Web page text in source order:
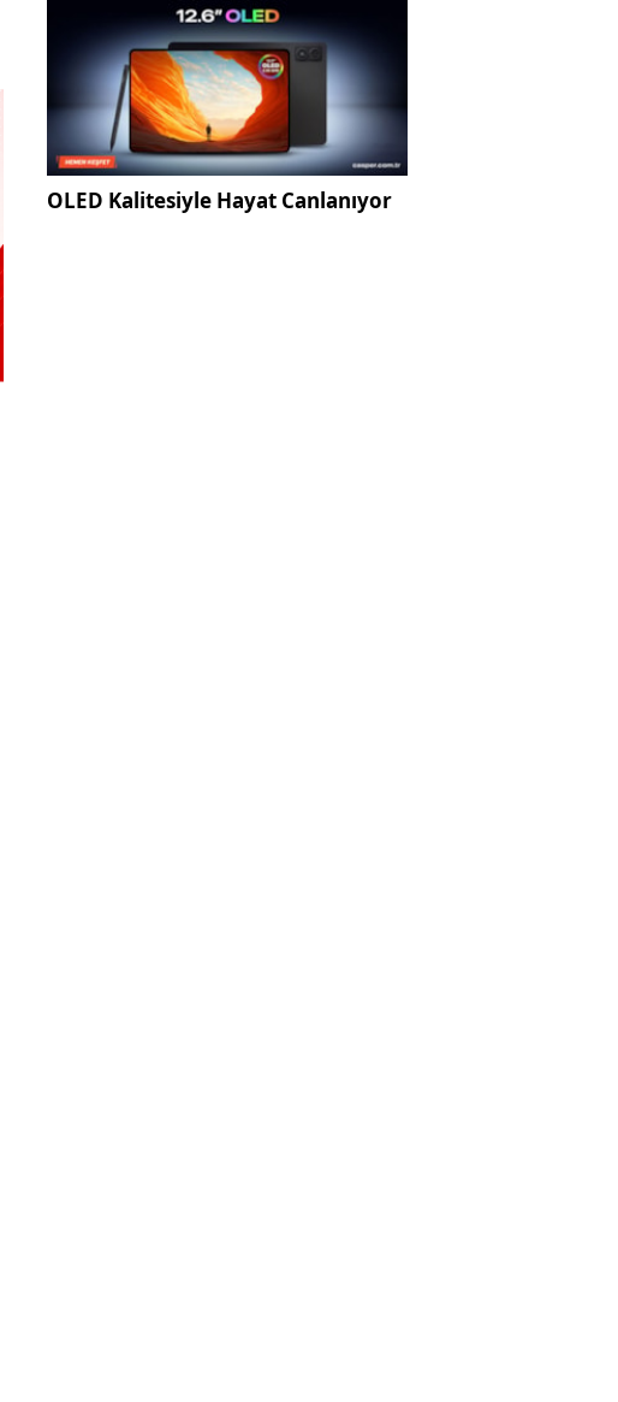
hakkında SÖZCÜ
TV'ye konuştu
OLED Kalitesiyle Hayat Canlanıyor